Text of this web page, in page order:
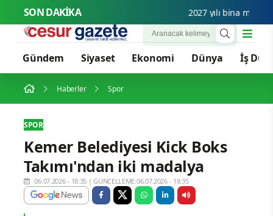
SON DAKİKA 2027 yılı bina
Gündem Siyaset Ekonomi Dünya İş
Haberler Spor
SPOR
Kemer Belediyesi Kick Boks
Takımı'ndan iki madalya
06.07.2026 - 18:35 |GÜNCELLEME:06.07.2026 - 18:35